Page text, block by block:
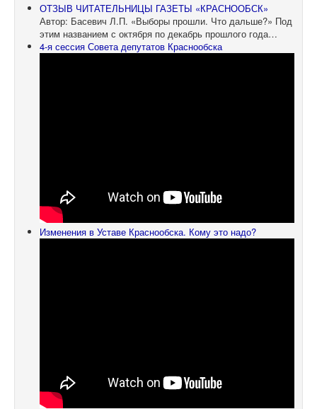
ОТЗЫВ ЧИТАТЕЛЬНИЦЫ ГАЗЕТЫ «КРАСНООБСК»
Автор: Басевич Л.П. «Выборы прошли. Что дальше?» Под
этим названием с октября по декабрь прошлого года…
4-я сессия Совета депутатов Краснообска
Изменения в Уставе Краснообска. Кому это надо?